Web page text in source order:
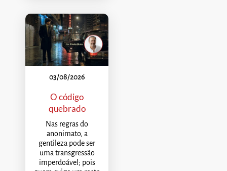
03/08/2026
O código
quebrado
Nas regras do
anonimato, a
gentileza pode ser
uma transgressão
imperdoável; pois